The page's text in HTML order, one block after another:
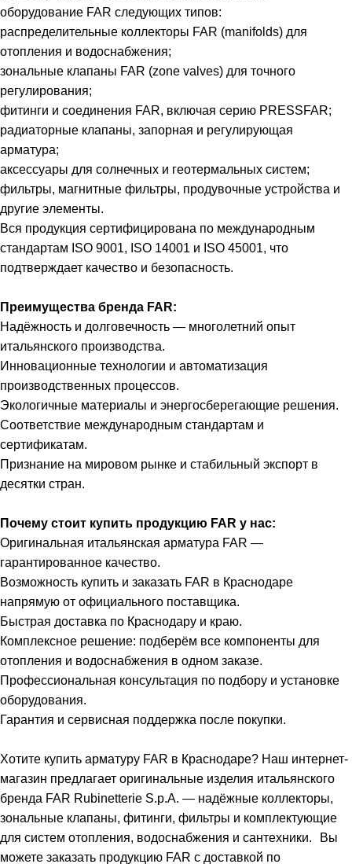
оборудование FAR следующих типов:
распределительные коллекторы FAR (manifolds) для
отопления и водоснабжения;
зональные клапаны FAR (zone valves) для точного
регулирования;
фитинги и соединения FAR, включая серию PRESSFAR;
радиаторные клапаны, запорная и регулирующая
арматура;
аксессуары для солнечных и геотермальных систем;
фильтры, магнитные фильтры, продувочные устройства и
другие элементы.
Вся продукция сертифицирована по международным
стандартам ISO 9001, ISO 14001 и ISO 45001, что
подтверждает качество и безопасность.
Преимущества бренда FAR:
Надёжность и долговечность — многолетний опыт
итальянского производства.
Инновационные технологии и автоматизация
производственных процессов.
Экологичные материалы и энергосберегающие решения.
Соответствие международным стандартам и
сертификатам.
Признание на мировом рынке и стабильный экспорт в
десятки стран.
Почему стоит купить продукцию FAR у нас:
Оригинальная итальянская арматура FAR —
гарантированное качество.
Возможность купить и заказать FAR в Краснодаре
напрямую от официального поставщика.
Быстрая доставка по Краснодару и краю.
Комплексное решение: подберём все компоненты для
отопления и водоснабжения в одном заказе.
Профессиональная консультация по подбору и установке
оборудования.
Гарантия и сервисная поддержка после покупки.
Хотите купить арматуру FAR в Краснодаре? Наш интернет-
магазин предлагает оригинальные изделия итальянского
бренда FAR Rubinetterie S.p.A. — надёжные коллекторы,
зональные клапаны, фитинги, фильтры и комплектующие
для систем отопления, водоснабжения и сантехники. Вы
можете заказать продукцию FAR с доставкой по